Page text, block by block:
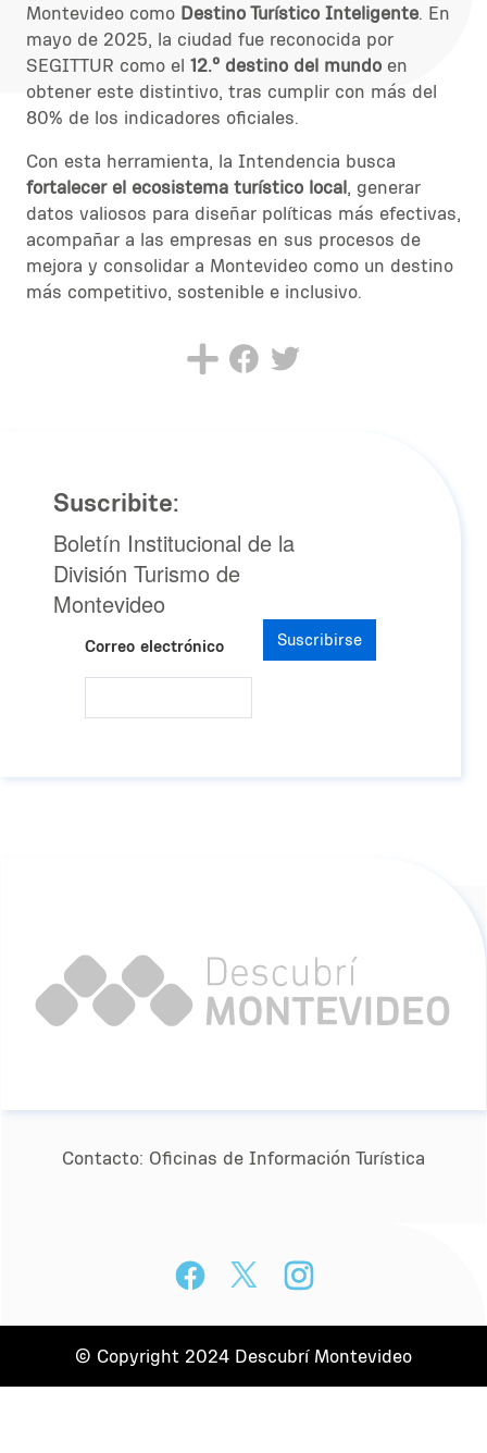
Montevideo como Destino Turístico Inteligente. En
mayo de 2025, la ciudad fue reconocida por
SEGITTUR como el 12.º destino del mundo en
obtener este distintivo, tras cumplir con más del
80% de los indicadores oficiales.
Con esta herramienta, la Intendencia busca
fortalecer el ecosistema turístico local, generar
datos valiosos para diseñar políticas más efectivas,
acompañar a las empresas en sus procesos de
mejora y consolidar a Montevideo como un destino
más competitivo, sostenible e inclusivo.
Suscribite:
Boletín Institucional de la
División Turismo de
Montevideo
Correo electrónico Suscribirse
Contacto: Oﬁcinas de Información Turística
© Copyright 2024 Descubrí Montevideo